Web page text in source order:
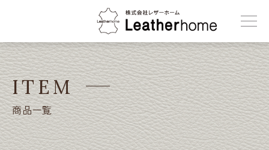
株式会社レザーホーム
ITEM
商品一覧